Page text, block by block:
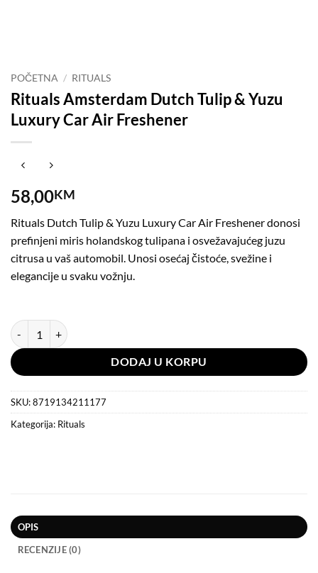
POČETNA / RITUALS
Rituals Amsterdam Dutch Tulip & Yuzu
Luxury Car Air Freshener
58,00KM
Rituals Dutch Tulip & Yuzu Luxury Car Air Freshener donosi
prefinjeni miris holandskog tulipana i osvežavajućeg juzu
citrusa u vaš automobil. Unosi osećaj čistoće, svežine i
elegancije u svaku vožnju.
Rituals Amsterdam Dutch Tulip & Yuzu Luxury Car Air Freshener
DODAJ U KORPU
SKU:8719134211177
Kategorija: Rituals
OPIS
RECENZIJE (0)